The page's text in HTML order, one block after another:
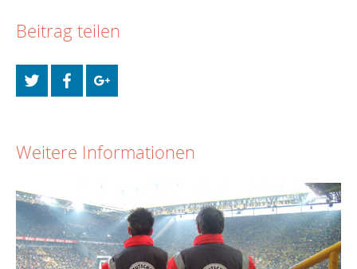
Beitrag teilen
Weitere Informationen